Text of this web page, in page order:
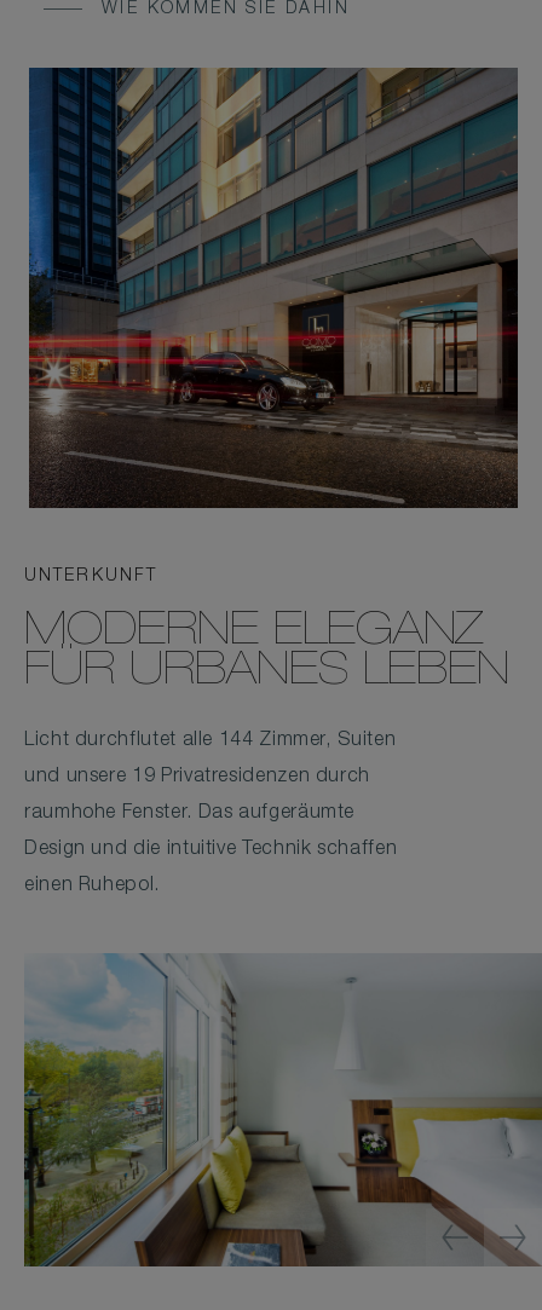
WIE KOMMEN SIE DAHIN
UNTERKUNFT
MODERNE ELEGANZ
FÜR URBANES LEBEN
Licht durchflutet alle 144 Zimmer, Suiten
und unsere 19 Privatresidenzen durch
raumhohe Fenster. Das aufgeräumte
Design und die intuitive Technik schaffen
einen Ruhepol.